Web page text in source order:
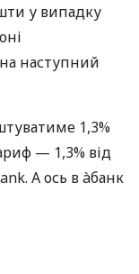
у випадку
наступний
1,3%
— 1,3% від
А ось в àбанк